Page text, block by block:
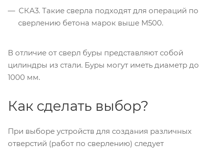
СКА3. Такие сверла подходят для операций по
сверлению бетона марок выше М500.
В отличие от сверл буры представляют собой
цилиндры из стали. Буры могут иметь диаметр до
1000 мм.
Как сделать выбор?
При выборе устройств для создания различных
отверстий (работ по сверлению) следует